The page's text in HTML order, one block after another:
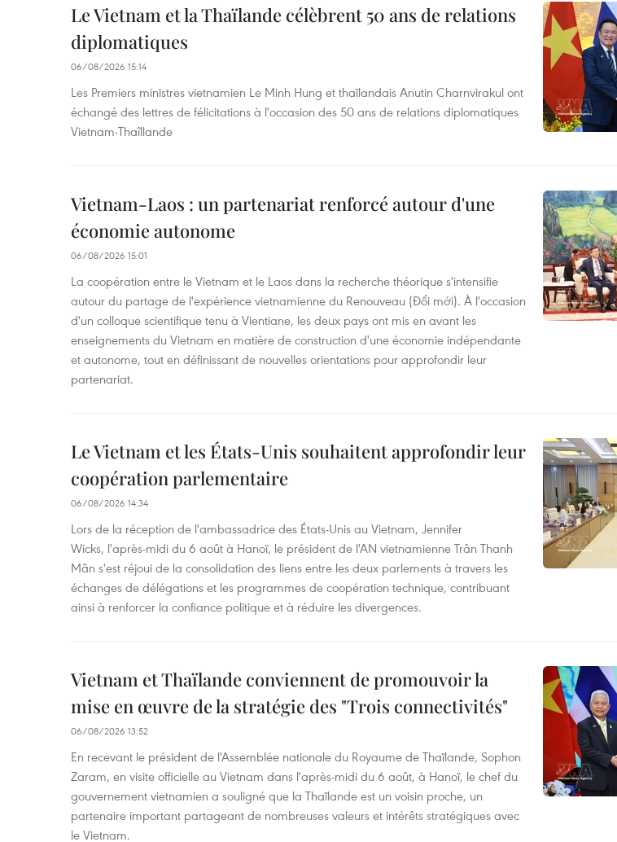
Le Vietnam et la Thaïlande célèbrent 50 ans de relations
diplomatiques
06/08/2026 15:14
Les Premiers ministres vietnamien Le Minh Hung et thaïlandais Anutin Charnvirakul ont
échangé des lettres de félicitations à l'occasion des 50 ans de relations diplomatiques
Vietnam-Thaîllande
Vietnam-Laos : un partenariat renforcé autour d'une
économie autonome
06/08/2026 15:01
La coopération entre le Vietnam et le Laos dans la recherche théorique s'intensifie
autour du partage de l'expérience vietnamienne du Renouveau (Đổi mới). À l'occasion
d'un colloque scientifique tenu à Vientiane, les deux pays ont mis en avant les
enseignements du Vietnam en matière de construction d'une économie indépendante
et autonome, tout en définissant de nouvelles orientations pour approfondir leur
partenariat.
Le Vietnam et les États-Unis souhaitent approfondir leur
coopération parlementaire
06/08/2026 14:34
Lors de la réception de l'ambassadrice des États-Unis au Vietnam, Jennifer
Wicks, l'après-midi du 6 août à Hanoï, le président de l'AN vietnamienne Trân Thanh
Mân s'est réjoui de la consolidation des liens entre les deux parlements à travers les
échanges de délégations et les programmes de coopération technique, contribuant
ainsi à renforcer la confiance politique et à réduire les divergences.
Vietnam et Thaïlande conviennent de promouvoir la
mise en œuvre de la stratégie des "Trois connectivités"
06/08/2026 13:52
En recevant le président de l'Assemblée nationale du Royaume de Thaïlande, Sophon
Zaram, en visite officielle au Vietnam dans l'après-midi du 6 août, à Hanoï, le chef du
gouvernement vietnamien a souligné que la Thaïlande est un voisin proche, un
partenaire important partageant de nombreuses valeurs et intérêts stratégiques avec
le Vietnam.